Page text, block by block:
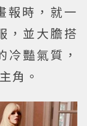
報時，就一
，並大膽搭
豔氣質，
角。